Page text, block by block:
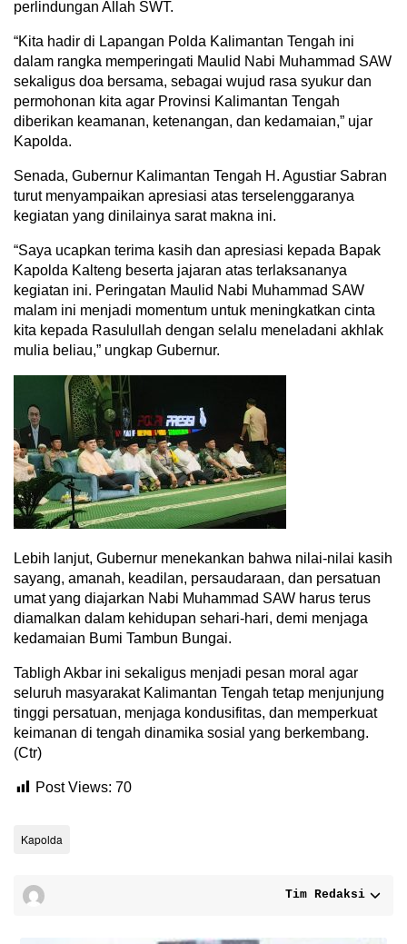
perlindungan Allah SWT.
“Kita hadir di Lapangan Polda Kalimantan Tengah ini
dalam rangka memperingati Maulid Nabi Muhammad SAW
sekaligus doa bersama, sebagai wujud rasa syukur dan
permohonan kita agar Provinsi Kalimantan Tengah
diberikan keamanan, ketenangan, dan kedamaian,” ujar
Kapolda.
Senada, Gubernur Kalimantan Tengah H. Agustiar Sabran
turut menyampaikan apresiasi atas terselenggaranya
kegiatan yang dinilainya sarat makna ini.
“Saya ucapkan terima kasih dan apresiasi kepada Bapak
Kapolda Kalteng beserta jajaran atas terlaksananya
kegiatan ini. Peringatan Maulid Nabi Muhammad SAW
malam ini menjadi momentum untuk meningkatkan cinta
kita kepada Rasulullah dengan selalu meneladani akhlak
mulia beliau,” ungkap Gubernur.
Lebih lanjut, Gubernur menekankan bahwa nilai-nilai kasih
sayang, amanah, keadilan, persaudaraan, dan persatuan
umat yang diajarkan Nabi Muhammad SAW harus terus
diamalkan dalam kehidupan sehari-hari, demi menjaga
kedamaian Bumi Tambun Bungai.
Tabligh Akbar ini sekaligus menjadi pesan moral agar
seluruh masyarakat Kalimantan Tengah tetap menjunjung
tinggi persatuan, menjaga kondusifitas, dan memperkuat
keimanan di tengah dinamika sosial yang berkembang.
(Ctr)
Post Views: 70
Kapolda
Tim Redaksi